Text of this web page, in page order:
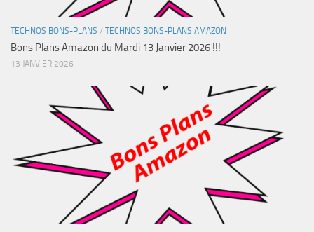
TECHNOS BONS-PLANS / TECHNOS BONS-PLANS AMAZON
Bons Plans Amazon du Mardi 13 Janvier 2026 !!!
13 JANVIER 2026